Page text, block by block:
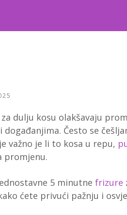
dulju kosu olakšavaju
događanjima. Često se
važno je li to kosa u repu,
promjenu.
5 minutne frizure
ćete privući pažnju i